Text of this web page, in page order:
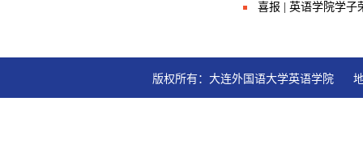
喜报 | 英语学院学子
版权所有：大连外国语大学英语学院